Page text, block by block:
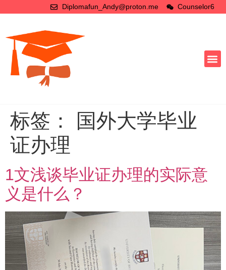
Diplomafun_Andy@proton.me Counselor6
标签：
国外大学毕业
证办理
1文浅谈毕业证办理的实际意
义是什么？